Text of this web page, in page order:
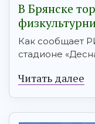
В Брянске
Как сообщает
стадионе
Читать далее